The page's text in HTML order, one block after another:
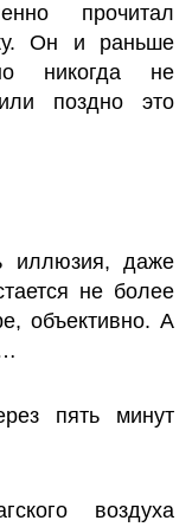
прочитал
Он и раньше
никогда не
поздно это
иллюзия, даже
не более
объективно. А
пять минут
воздуха